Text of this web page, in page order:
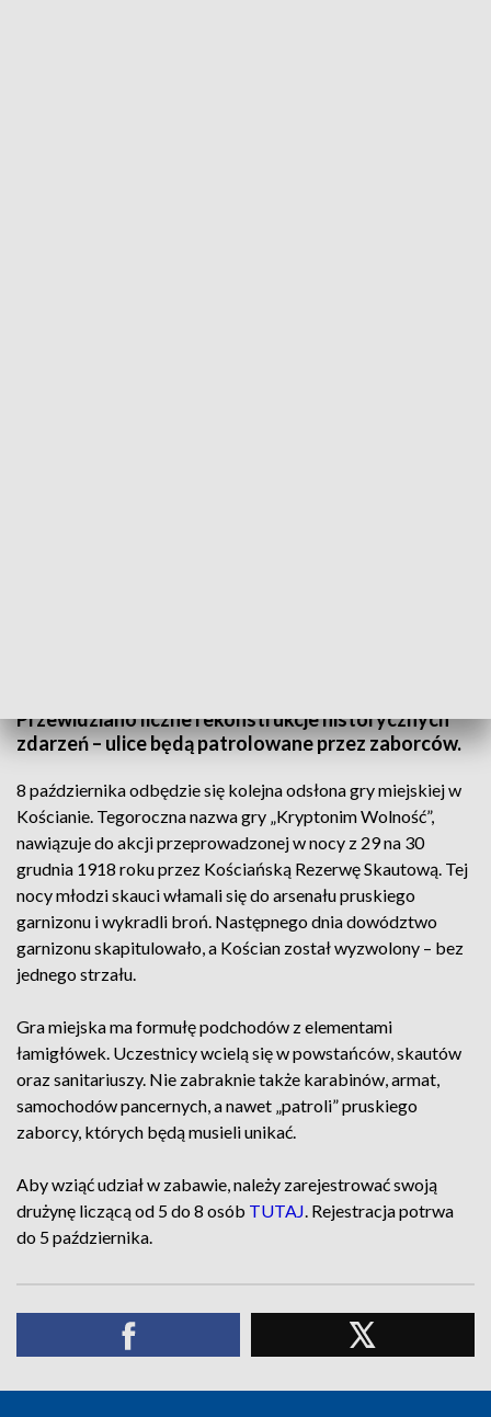
Przewidziano liczne rekonstrukcje historycznych
zdarzeń – ulice będą patrolowane przez zaborców.
8 października odbędzie się kolejna odsłona gry miejskiej w
Kościanie. Tegoroczna nazwa gry „Kryptonim Wolność”,
nawiązuje do akcji przeprowadzonej w nocy z 29 na 30
grudnia 1918 roku przez Kościańską Rezerwę Skautową. Tej
nocy młodzi skauci włamali się do arsenału pruskiego
garnizonu i wykradli broń. Następnego dnia dowództwo
garnizonu skapitulowało, a Kościan został wyzwolony – bez
jednego strzału.
Gra miejska ma formułę podchodów z elementami
łamigłówek. Uczestnicy wcielą się w powstańców, skautów
oraz sanitariuszy. Nie zabraknie także karabinów, armat,
samochodów pancernych, a nawet „patroli” pruskiego
zaborcy, których będą musieli unikać.
Aby wziąć udział w zabawie, należy zarejestrować swoją
drużynę liczącą od 5 do 8 osób TUTAJ. Rejestracja potrwa
do 5 października.